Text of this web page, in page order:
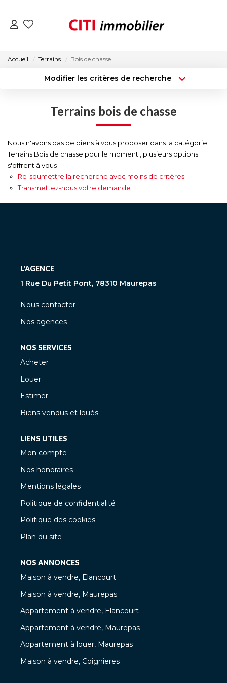
LOCATIONS
ESTIMATION
NOS AGENCES
ACTUALITÉS
CONTACT
Accueil Terrains Bois de chasse
Modifier les critères de recherche
Type de bien
Budget max Plus de critères
Terrains bois de chasse
Nous n'avons pas de biens à vous proposer dans la catégorie
Terrains Bois de chasse pour le moment , plusieurs options
s'offrent à vous :
Re-soumettre la recherche avec moins de critères.
Transmettez-nous votre demande
L'AGENCE
1 Rue Du Petit Pont, 78310 Maurepas
Nous contacter
Nos agences
NOS SERVICES
Acheter
Louer
Estimer
Biens vendus et loués
LIENS UTILES
Mon compte
Nos honoraires
Mentions légales
Politique de confidentialité
Politique des cookies
Plan du site
NOS ANNONCES
Maison à vendre, Elancourt
Maison à vendre, Maurepas
Appartement à vendre, Elancourt
Appartement à vendre, Maurepas
Appartement à louer, Maurepas
Maison à vendre, Coignieres